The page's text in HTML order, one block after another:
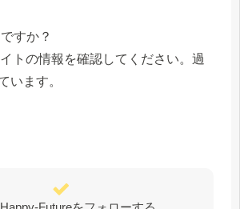
すか？
トの情報を確認してください。過
います。